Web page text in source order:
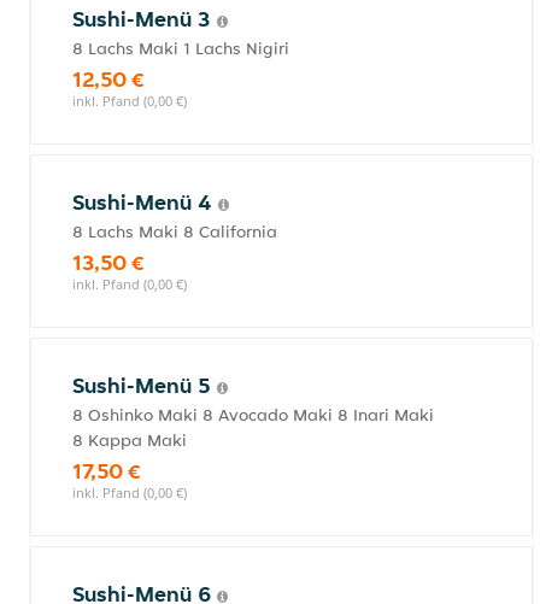
Sushi-Menü 3
8 Lachs Maki 1 Lachs Nigiri
12,50 €
inkl. Pfand (0,00 €)
Sushi-Menü 4
8 Lachs Maki 8 California
13,50 €
inkl. Pfand (0,00 €)
Sushi-Menü 5
8 Oshinko Maki 8 Avocado Maki 8 Inari Maki
8 Kappa Maki
17,50 €
inkl. Pfand (0,00 €)
Sushi-Menü 6